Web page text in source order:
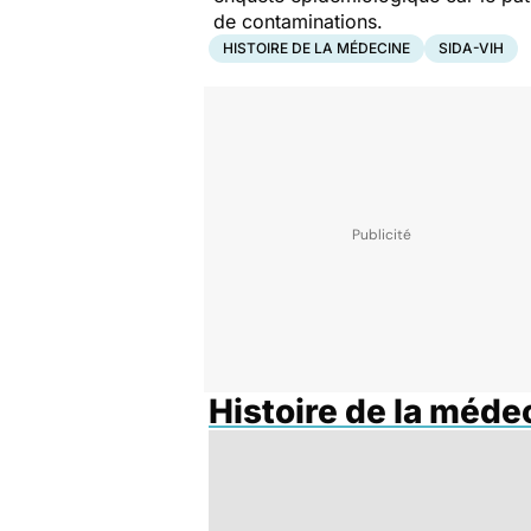
de contaminations.
HISTOIRE DE LA MÉDECINE SIDA-VIH
Histoire de la